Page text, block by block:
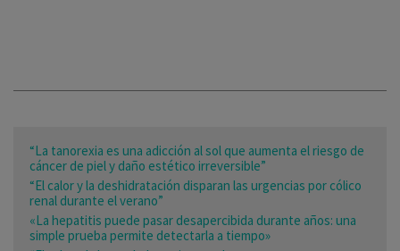
“La tanorexia es una adicción al sol que aumenta el riesgo de
cáncer de piel y daño estético irreversible”
“El calor y la deshidratación disparan las urgencias por cólico
renal durante el verano”
«La hepatitis puede pasar desapercibida durante años: una
simple prueba permite detectarla a tiempo»